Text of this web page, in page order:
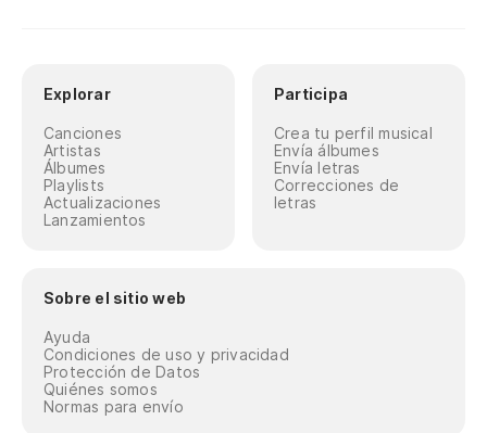
Explorar
Canciones
Artistas
Álbumes
Playlists
Actualizaciones
Lanzamientos
Participa
Crea tu perfil musical
Envía álbumes
Envía letras
Correcciones de
letras
Sobre el sitio web
Ayuda
Condiciones de uso y privacidad
Protección de Datos
Quiénes somos
Normas para envío